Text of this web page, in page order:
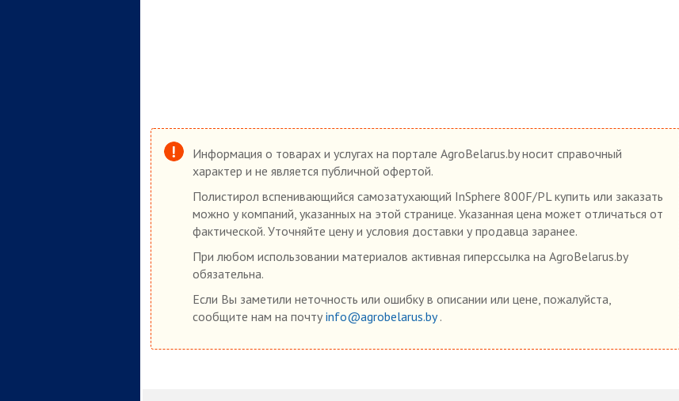
Информация о товарах и услугах на портале AgroBelarus.by носит справочный
характер и не является публичной офертой.
Полистирол вспенивающийся самозатухающий InSphere 800F/PL купить или заказать
можно у компаний, указанных на этой странице. Указанная цена может отличаться от
фактической. Уточняйте цену и условия доставки у продавца заранее.
При любом использовании материалов активная гиперссылка на AgroBelarus.by
обязательна.
Если Вы заметили неточность или ошибку в описании или цене, пожалуйста,
сообщите нам на почту info@agrobelarus.by.